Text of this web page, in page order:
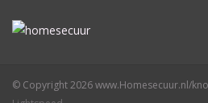
© Copyright 2026 www.Homesecuur.nl/